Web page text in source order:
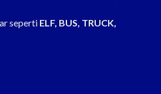
seperti ELF, BUS, TRUCK,